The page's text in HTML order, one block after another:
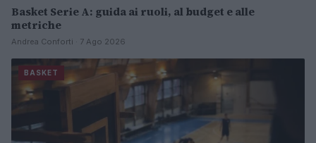
Basket Serie A: guida ai ruoli, al budget e alle
metriche
Andrea Conforti · 7 Ago 2026
BASKET